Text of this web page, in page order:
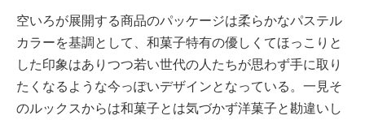
空いろが展開する商品のパッケージは柔らかなパステル
カラーを基調として、和菓子特有の優しくてほっこりと
した印象はありつつ若い世代の人たちが思わず手に取り
たくなるような今っぽいデザインとなっている。一見そ
のルックスからは和菓子とは気づかず洋菓子と勘違いし